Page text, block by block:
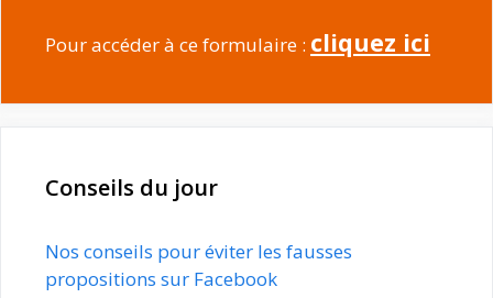
Pour accéder à ce formulaire : cliquez ici
Conseils du jour
Nos conseils pour éviter les fausses
propositions sur Facebook